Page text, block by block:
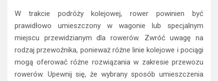
W trakcie podróży kolejowej, rower powinien być
prawidłowo umieszczony w wagonie lub specjalnym
miejscu przewidzianym dla rowerów. Zwróć uwagę na
rodzaj przewoźnika, ponieważ różne linie kolejowe i pociągi
mogą oferować różne rozwiązania w zakresie przewozu
rowerów. Upewnij się, że wybrany sposób umieszczenia